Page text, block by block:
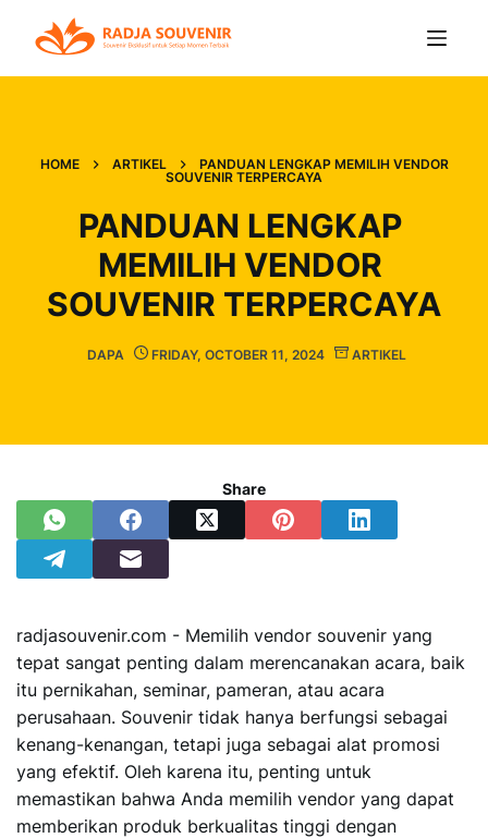
HOME ARTIKEL
PANDUAN LENGKAP MEMILIH VENDOR
SOUVENIR TERPERCAYA
PANDUAN LENGKAP
MEMILIH VENDOR
SOUVENIR TERPERCAYA
DAPA FRIDAY, OCTOBER 11, 2024 ARTIKEL
Share
radjasouvenir.com - Memilih vendor souvenir yang
tepat sangat penting dalam merencanakan acara, baik
itu pernikahan, seminar, pameran, atau acara
perusahaan. Souvenir tidak hanya berfungsi sebagai
kenang-kenangan, tetapi juga sebagai alat promosi
yang efektif. Oleh karena itu, penting untuk
memastikan bahwa Anda memilih vendor yang dapat
memberikan produk berkualitas tinggi dengan